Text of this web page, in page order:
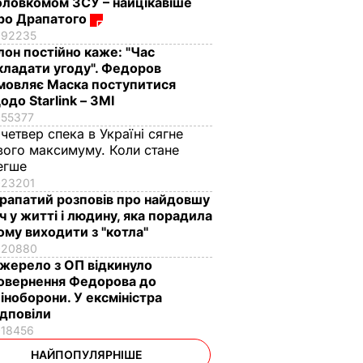
Драпатого
92235
постійно каже: "Час
угоду". Федоров
Маска поступитися
Starlink – ЗМІ
55377
спека в Україні сягне
максимуму. Коли стане
23201
розповів про найдовшу
у житті і людину, яка порадила
виходити з "котла"
20880
з ОП відкинуло
Федорова до
У ексміністра
18456
НАЙПОПУЛЯРНІШЕ